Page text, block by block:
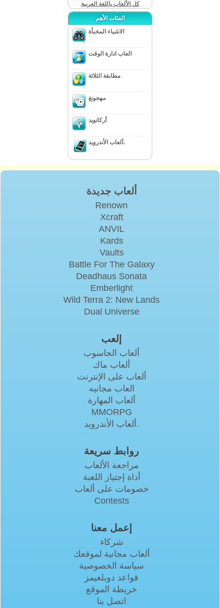
كل الألعاب باللغة العربية
الفئات الأهم
الاشياء المخبأة
العاب ادارة الوقت
مطابقة الثلاثة
مهجونغ
أركانويد
ألعاب الأندرويد.
ألعاب جديدة
Renown
Xcraft
ANVIL
Kards
Vaults
Battle For The Galaxy
Deadhaus Sonata
Emberlight
Wild Terra 2: New Lands
Dual Universe
إلعب
ألعاب الحاسوب
ألعاب ماك
ألعاب على الإنترنت
العاب مجانيه
ألعاب المهارة
MMORPG
ألعاب الأندرويد.
روابط سريعة
مراجعة الألعاب
أداة إجتياز اللعبة
خصومات على ألعاب
Contests
إعمل معنا
شركاء
ألعاب مجانية لموقعك
سياسة الخصوصية
قواعد دوبلغيمز
خريطة الموقع
اتصل بنا